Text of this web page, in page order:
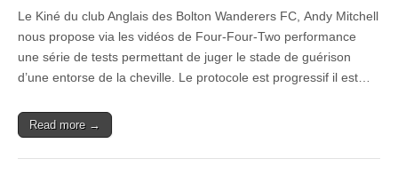
Le Kiné du club Anglais des Bolton Wanderers FC, Andy Mitchell
nous propose via les vidéos de Four-Four-Two performance
une série de tests permettant de juger le stade de guérison
d’une entorse de la cheville. Le protocole est progressif il est…
Read more →